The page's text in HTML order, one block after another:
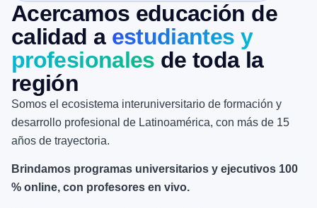
Acercamos educación de
calidad a estudiantes y
profesionales de toda la
región
Somos el ecosistema interuniversitario de formación y
desarrollo profesional de Latinoamérica, con más de 15
años de trayectoria.
Brindamos programas universitarios y ejecutivos 100
% online, con profesores en vivo.